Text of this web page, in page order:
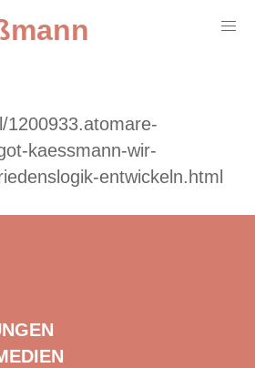
1200933.atomare-
kaessmann-wir-
entwickeln.html